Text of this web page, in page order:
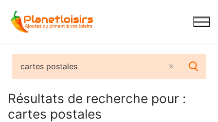
contenu
Résultats de recherche pour :
cartes postales